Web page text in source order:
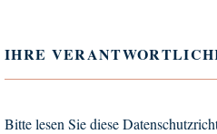
IHRE
Bitte lesen Sie diese